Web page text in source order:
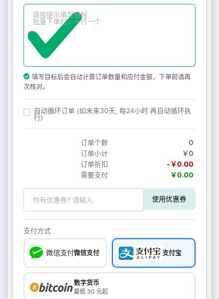
填写目标后会自动计算订单数量和应付金额，下单前请再
次核对。
自动循环订单 (如未来30天, 每24小时 再自动循环执
行)
订单个数
0
订单小计
￥0
订单折扣
-￥0.00
需要支付
￥0.00
使用优惠券
支付方式
微信支付 支付宝
数字货币
最低 30 元起